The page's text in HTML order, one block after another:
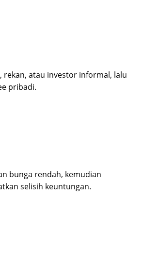
rekan, atau investor informal, lalu
pribadi.
bunga rendah, kemudian
selisih keuntungan.